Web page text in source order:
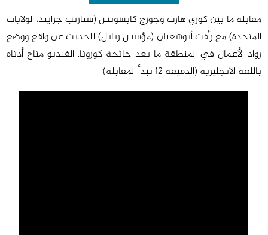
ريابل؟
تواصل
معنا
English
06/12/2020 4 ألف مشاهدة
مقابلة ما بين كوري هارت وجورج كابسونس (ستارتب جرايند، الولايات
المتحدة) مع رأفت أبوشعبان (مؤسس ريابل) للحديث عن واقع ووضع
رواد الأعمال في المنطقة ما بعد جائحة كورونا. الفيديو متاح أدناه
باللغة الانجليزية (الدقيقة 12 تبدأ المقابلة)